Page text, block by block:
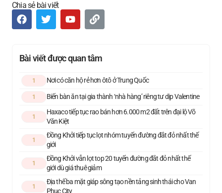
Chia sẻ bài viết
Bài viết được quan tâm
1 Nơi có căn hộ rẻ hơn ôtô ở Trung Quốc
1 Biến bàn ăn tại gia thành ‘nhà hàng’ riêng tư dịp Valentine
1
Haxaco tiếp tục rao bán hơn 6.000 m2 đất trên đại lộ Võ
Văn Kiệt
1
Đồng Khởi tiếp tục lọt nhóm tuyến đường đắt đỏ nhất thế
giới
1
Đồng Khởi vẫn lọt top 20 tuyến đường đắt đỏ nhất thế
giới dù giá thuê giảm
1
Địa thế ba mặt giáp sông tạo nền tảng sinh thái cho Van
Phuc City